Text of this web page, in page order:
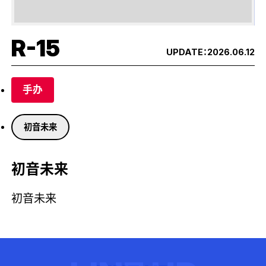
R-15 UPDATE：2026.06.12
手办
初音未来
初音未来
初音未来